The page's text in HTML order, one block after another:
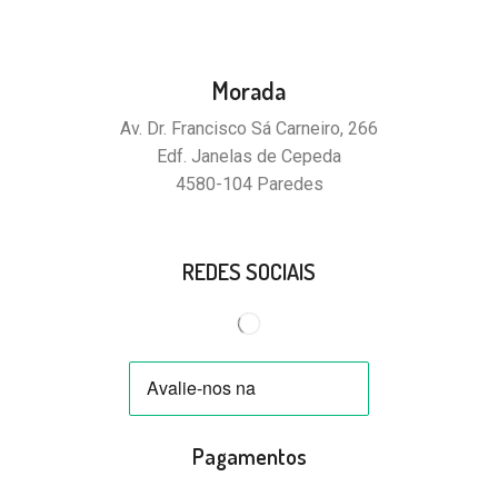
Morada
Av. Dr. Francisco Sá Carneiro, 266
Edf. Janelas de Cepeda
4580-104 Paredes
REDES SOCIAIS
Pagamentos